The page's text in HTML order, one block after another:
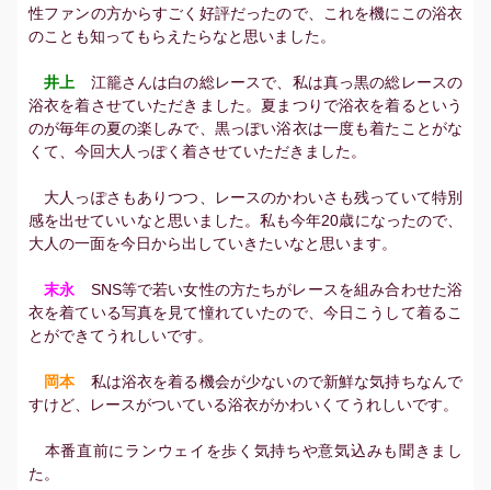
性ファンの方からすごく好評だったので、これを機にこの浴衣
のことも知ってもらえたらなと思いました。
井上 江籠さんは白の総レースで、私は真っ黒の総レースの
浴衣を着させていただきました。夏まつりで浴衣を着るという
のが毎年の夏の楽しみで、黒っぽい浴衣は一度も着たことがな
くて、今回大人っぽく着させていただきました。
大人っぽさもありつつ、レースのかわいさも残っていて特別
感を出せていいなと思いました。私も今年20歳になったので、
大人の一面を今日から出していきたいなと思います。
末永 SNS等で若い女性の方たちがレースを組み合わせた浴
衣を着ている写真を見て憧れていたので、今日こうして着るこ
とができてうれしいです。
岡本私は浴衣を着る機会が少ないので新鮮な気持ちなんで
すけど、レースがついている浴衣がかわいくてうれしいです。
本番直前にランウェイを歩く気持ちや意気込みも聞きまし
た。